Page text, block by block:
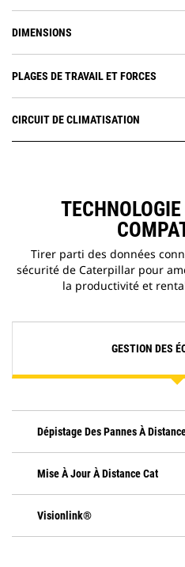
DIMENSIONS
PLAGES DE TRAVAIL ET FORCES
CIRCUIT DE CLIMATISATION
Tirer parti des données
sécurité de Caterpillar pour
la productivité et
GESTION DES
Dépistage Des Pannes À
Mise À Jour À Distance Cat
Visionlink®